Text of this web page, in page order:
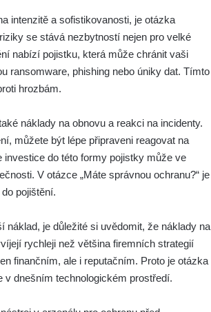
intenzitě a sofistikovanosti, je otázka
se stává nezbytností nejen pro velké
nabízí pojistku, která může chránit vaši
ransomware, phishing nebo úniky dat. Tímto
hrozbám.
náklady na obnovu a reakci na incidenty.
můžete být lépe připraveni reagovat na
do této formy pojistky může ve
V otázce „Máte správnou ochranu?“ je
pojištění.
je důležité si uvědomit, že náklady na
rychleji než většina firemních strategií
finančním, ale i reputačním. Proto je otázka
v dnešním technologickém prostředí.